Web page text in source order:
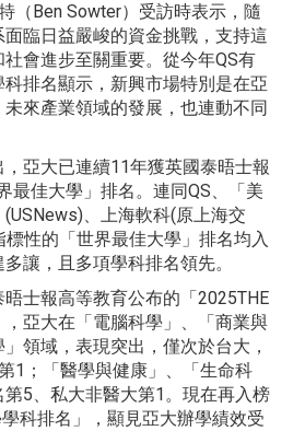
（Ben Sowter）受訪時表示，隨
臨日益嚴峻的資金挑戰，支持這
會進步至關重要。從今年QS有
排名顯示，新興市場特別是在亞
來產業領域的發展，也連動不同
亞大已連續11年獲英國泰晤士報
最佳大學」排名。連同QS、「美
、上海軟科(原上海交
標性的「世界最佳大學」排名均入
讓，且多項學科排名領先。
士報高等教育公布的「2025THE
亞大在「電腦科學」、「商業與
領域，表現突出，僅次於台大，
1；「醫學與健康」、「生命科
5、私大非醫大第1。現在再入榜
學科排名」，顯見亞大辦學績效受